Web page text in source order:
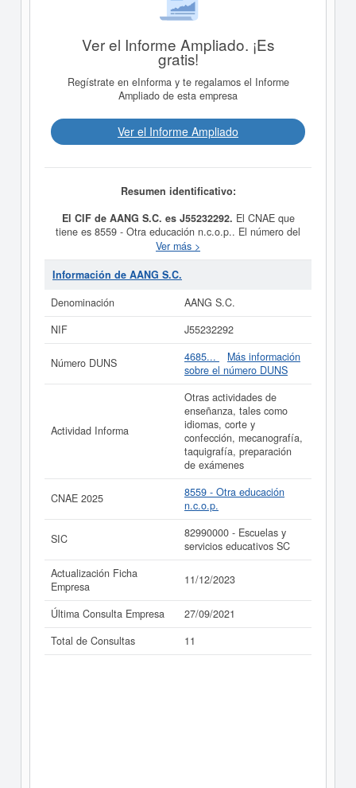
Ver el Informe Ampliado. ¡Es
gratis!
Regístrate en eInforma y te regalamos el Informe
Ampliado de esta empresa
Ver el Informe Ampliado
Resumen identificativo:
El CIF de AANG S.C. es J55232292. El CNAE que
tiene es 8559 - Otra educación n.c.o.p.. El número del
SIC correspondiente a la empresa
82990000. Esta ficha de empresa se ha consultado un
total de 11. La última consulta ha sido el 27/09/2021.
subvenciones a las que puede optar esta empresa.
Si está interesado en conocer más datos de la empresa
acceder inmediatamente a este
de AANG S.C. y consultar los
resultados de sus años de actividad, así como los
balances y cuentas de resultados disponibles.
La última actualización del informe de empresa se ha
realizado el 11/12/2023.
Ver más >
Información de AANG S.C.
Denominación
AANG S.C.
NIF
J55232292
Número DUNS 4685...
Más información
sobre el número DUNS
Actividad Informa
Otras actividades de
enseñanza, tales como
idiomas, corte y
confección, mecanografía,
taquigrafía, preparación
de exámenes
CNAE 2025
8559 - Otra educación
n.c.o.p.
SIC
82990000 - Escuelas y
servicios educativos SC
Actualización Ficha
Empresa
11/12/2023
Última Consulta Empresa
27/09/2021
Total de Consultas
11